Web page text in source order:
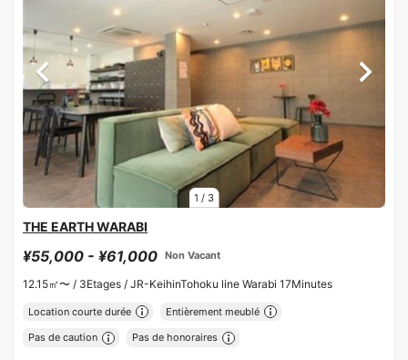
1 / 3
THE EARTH WARABI
¥55,000 - ¥61,000 Non Vacant
12.15㎡〜 / 3Etages / JR-KeihinTohoku line Warabi 17Minutes
Location courte durée Entièrement meublé
Pas de caution Pas de honoraires